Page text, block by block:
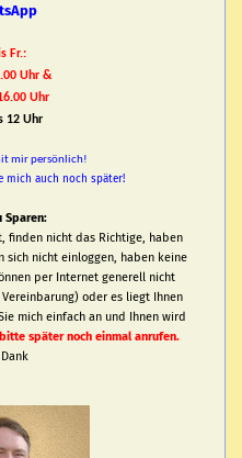
Fr.:
Uhr &
Uhr
12 Uhr
mir persönlich!
mich auch noch später!
Sparen:
finden nicht das Richtige, haben
sich nicht einloggen, haben keine
per Internet generell nicht
oder es liegt Ihnen
mich einfach an und Ihnen wird
später noch einmal anrufen.